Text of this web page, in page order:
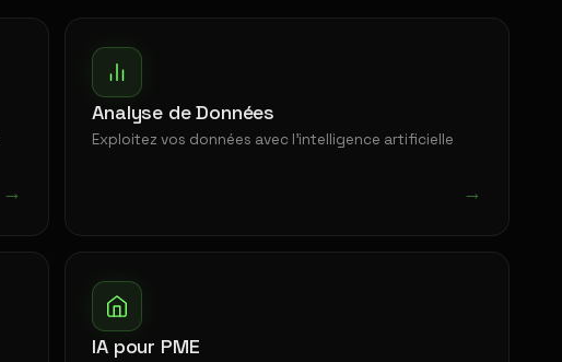
→
Analyse de Données
Exploitez vos données avec l'intelligence artificielle
→
IA pour PME